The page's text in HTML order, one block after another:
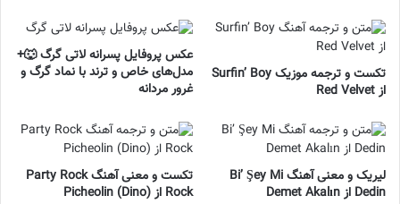
تکست و ترجمه موزیک Surfin’ Boy
از Red Velvet
عکس پروفایل پسرانه لاتی گرگ 🐺+
مدل‌های خاص و ترند با نماد گرگ و
غرور مردانه
لیریک و معنی آهنگ Bi’ Şey Mi
Dedin از Demet Akalın
تکست و معنی آهنگ Party Rock
Rock از Picheolin (Dino)